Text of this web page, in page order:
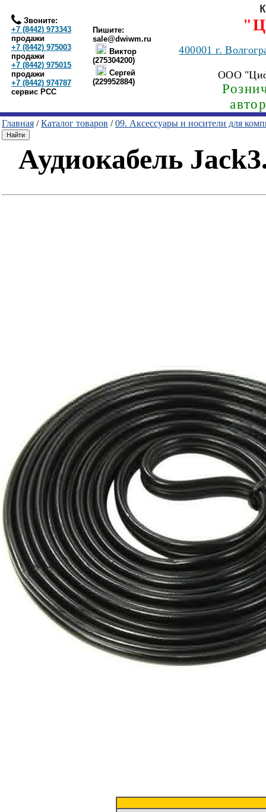
Звоните:
+7 (8442) 973343
продажи
+7 (8442) 975003
продажи
+7 (8442) 975015
продажи
+7 (8442) 974787
сервис РСС
Пишите:
sale@dwiwm.ru
Виктор
(275304200)
Сергей
(229952884)
400001г.
ООО
Главная /Каталог товаров /09. Аксессуары и носители для
Аудиокабель